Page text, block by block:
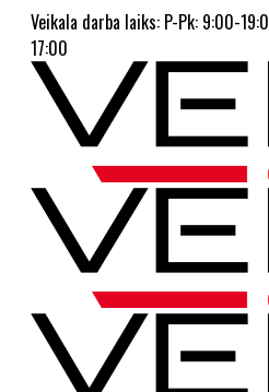
Veikala darba laiks: P-Pk: 9:00-
17:00